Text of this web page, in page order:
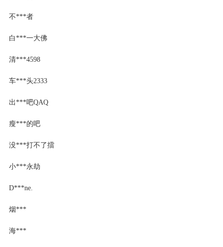
不***者
白***一大佛
清***4598
车***头2333
出***吧QAQ
瘦***的吧
没***打不了擂
小***永劫
D***ne.
烟***
海***